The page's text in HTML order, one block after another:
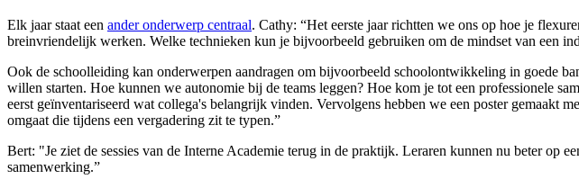
Elk jaar staat een ander onderwerp centraal. Cathy: “Het eerste jaar richtten we ons op hoe je
breinvriendelijk werken. Welke technieken kun je bijvoorbeeld gebruiken om de mindset van een
Ook de schoolleiding kan onderwerpen aandragen om bijvoorbeeld schoolontwikkeling in goede
willen starten. Hoe kunnen we autonomie bij de teams leggen? Hoe kom je tot een professionele
eerst geïnventariseerd wat collega's belangrijk vinden. Vervolgens hebben we een poster gemaakt
omgaat die tijdens een vergadering zit te typen.”
Bert: "Je ziet de sessies van de Interne Academie terug in de praktijk. Leraren kunnen nu beter op
samenwerking.”